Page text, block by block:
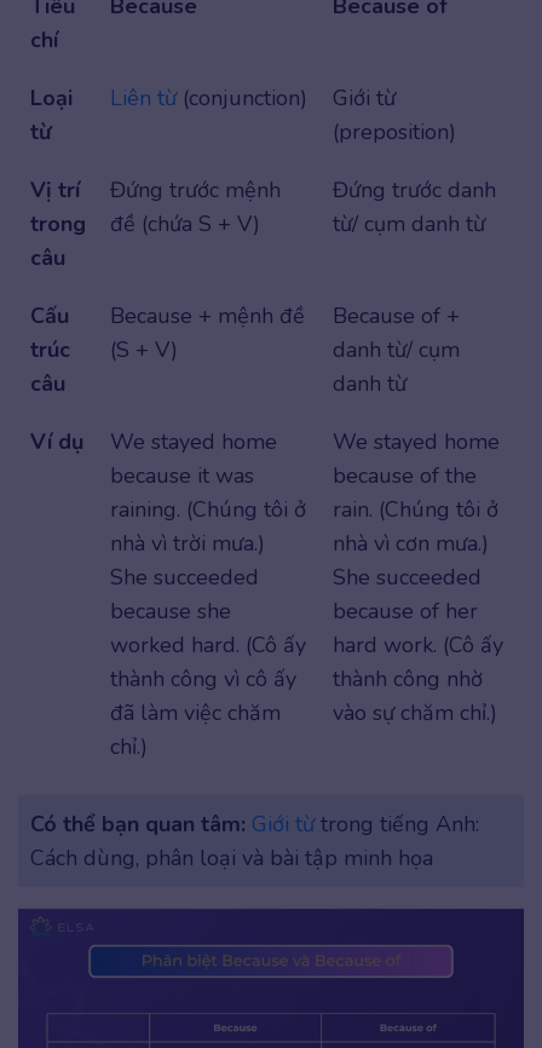
chí
Loại
từ
Liên từ(conjunction)
Giới từ
(preposition)
Vị trí
trong
câu
Đứng trước mệnh
đề (chứa S + V)
Đứng trước danh
từ/ cụm danh từ
Cấu
trúc
câu
Because + mệnh đề
(S + V)
Because of +
danh từ/ cụm
danh từ
Ví dụ
We stayed home
because it was
raining. (Chúng tôi ở
nhà vì trời mưa.)
She succeeded
because she
worked hard. (Cô ấy
thành công vì cô ấy
đã làm việc chăm
chỉ.)
We stayed home
because of the
rain. (Chúng tôi ở
nhà vì cơn mưa.)
She succeeded
because of her
hard work. (Cô ấy
thành công nhờ
vào sự chăm chỉ.)
Có thể bạn quan tâm: Giới từtrong tiếng Anh:
Cách dùng, phân loại và bài tập minh họa